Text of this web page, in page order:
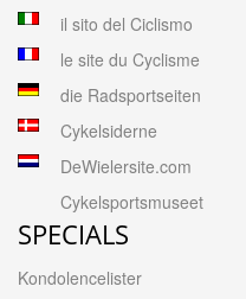
il sito del Ciclismo
le site du Cyclisme
die Radsportseiten
Cykelsiderne
DeWielersite.com
Cykelsportsmuseet
SPECIALS
Kondolencelister